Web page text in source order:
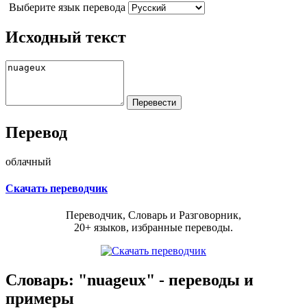
Выберите язык перевода
Исходный текст
Перевод
облачный
Скачать переводчик
Переводчик, Словарь и Разговорник,
20+ языков, избранные переводы.
Словарь: "nuageux" - переводы и
примеры